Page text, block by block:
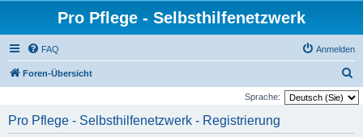
Pro Pflege - Selbsthilfenetzwerk
FAQ Anmelden
Foren-Übersicht
u
Sprache:
Pro Pflege - Selbsthilfenetzwerk - Registrierung